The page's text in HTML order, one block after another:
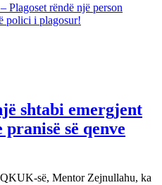
Plagoset rëndë një person
polici i plagosur!
shtabi emergjent
së qenve
së, Mentor Zejnullahu, ka